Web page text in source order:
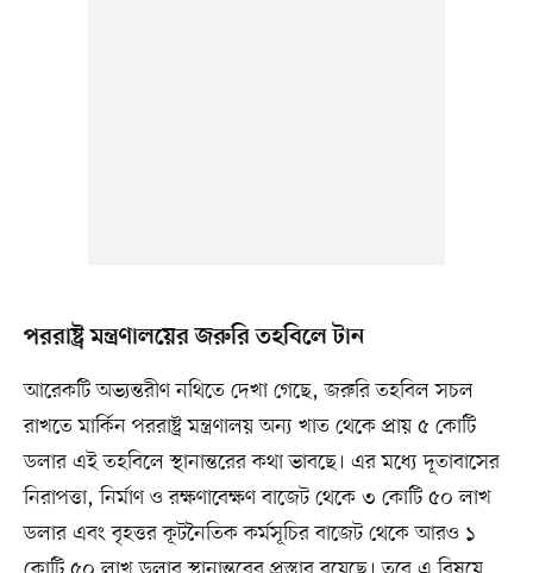
পররাষ্ট্র মন্ত্রণালয়ের জরুরি তহবিলে টান
আরেকটি অভ্যন্তরীণ নথিতে দেখা গেছে, জরুরি তহবিল সচল
রাখতে মার্কিন পররাষ্ট্র মন্ত্রণালয় অন্য খাত থেকে প্রায় ৫ কোটি
ডলার এই তহবিলে স্থানান্তরের কথা ভাবছে। এর মধ্যে দূতাবাসের
নিরাপত্তা, নির্মাণ ও রক্ষণাবেক্ষণ বাজেট থেকে ৩ কোটি ৫০ লাখ
ডলার এবং বৃহত্তর কূটনৈতিক কর্মসূচির বাজেট থেকে আরও ১